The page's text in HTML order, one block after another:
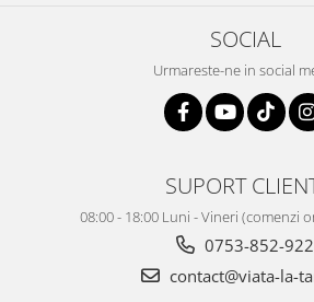
SOCIAL
Urmareste-ne in social
SUPORT
08:00 - 18:00 Luni - Vineri (comenzi
0753-852-922
contact@viata-la-